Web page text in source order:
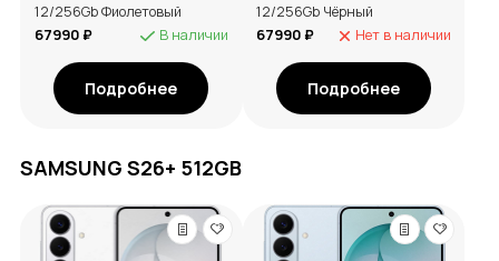
12/256Gb Фиолетовый
67990 ₽
В наличии
Подробнее
12/256Gb Чёрный
67990 ₽
Нет в наличии
Подробнее
SAMSUNG S26+ 512GB